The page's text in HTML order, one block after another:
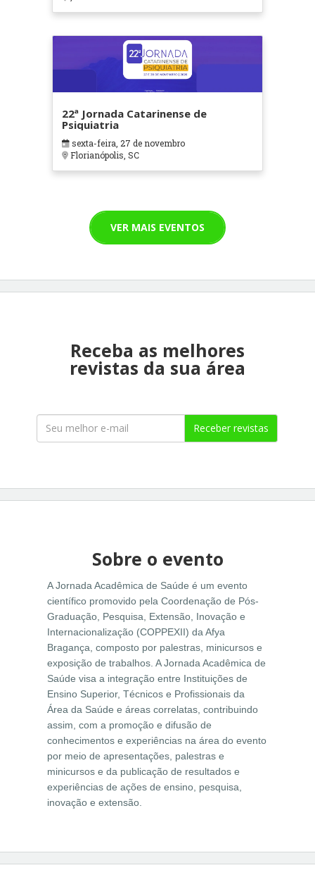
22ª Jornada Catarinense de
Psiquiatria
sexta-feira, 27 de novembro
Florianópolis, SC
VER MAIS EVENTOS
Receba as melhores
revistas da sua área
Receber revistas
Sobre o evento
A Jornada Acadêmica de Saúde é um evento
científico promovido pela Coordenação de Pós-
Graduação, Pesquisa, Extensão, Inovação e
Internacionalização (COPPEXII) da Afya
Bragança, composto por palestras, minicursos e
exposição de trabalhos. A Jornada Acadêmica de
Saúde visa a integração entre Instituições de
Ensino Superior, Técnicos e Profissionais da
Área da Saúde e áreas correlatas, contribuindo
assim, com a promoção e difusão de
conhecimentos e experiências na área do evento
por meio de apresentações, palestras e
minicursos e da publicação de resultados e
experiências de ações de ensino, pesquisa,
inovação e extensão.